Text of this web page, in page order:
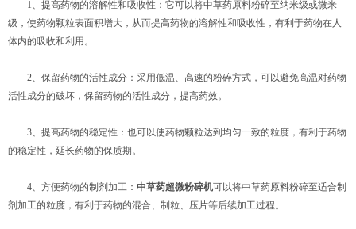
1、提高药物的溶解性和吸收性：它可以将中草药原料粉碎至纳米级或微米
级，使药物颗粒表面积增大，从而提高药物的溶解性和吸收性，有利于药物在人
体内的吸收和利用。
2、保留药物的活性成分：采用低温、高速的粉碎方式，可以避免高温对药物
活性成分的破坏，保留药物的活性成分，提高药效。
3、提高药物的稳定性：也可以使药物颗粒达到均匀一致的粒度，有利于药物
的稳定性，延长药物的保质期。
4、方便药物的制剂加工： 中草药超微粉碎机可以将中草药原料粉碎至适合制
剂加工的粒度，有利于药物的混合、制粒、压片等后续加工过程。